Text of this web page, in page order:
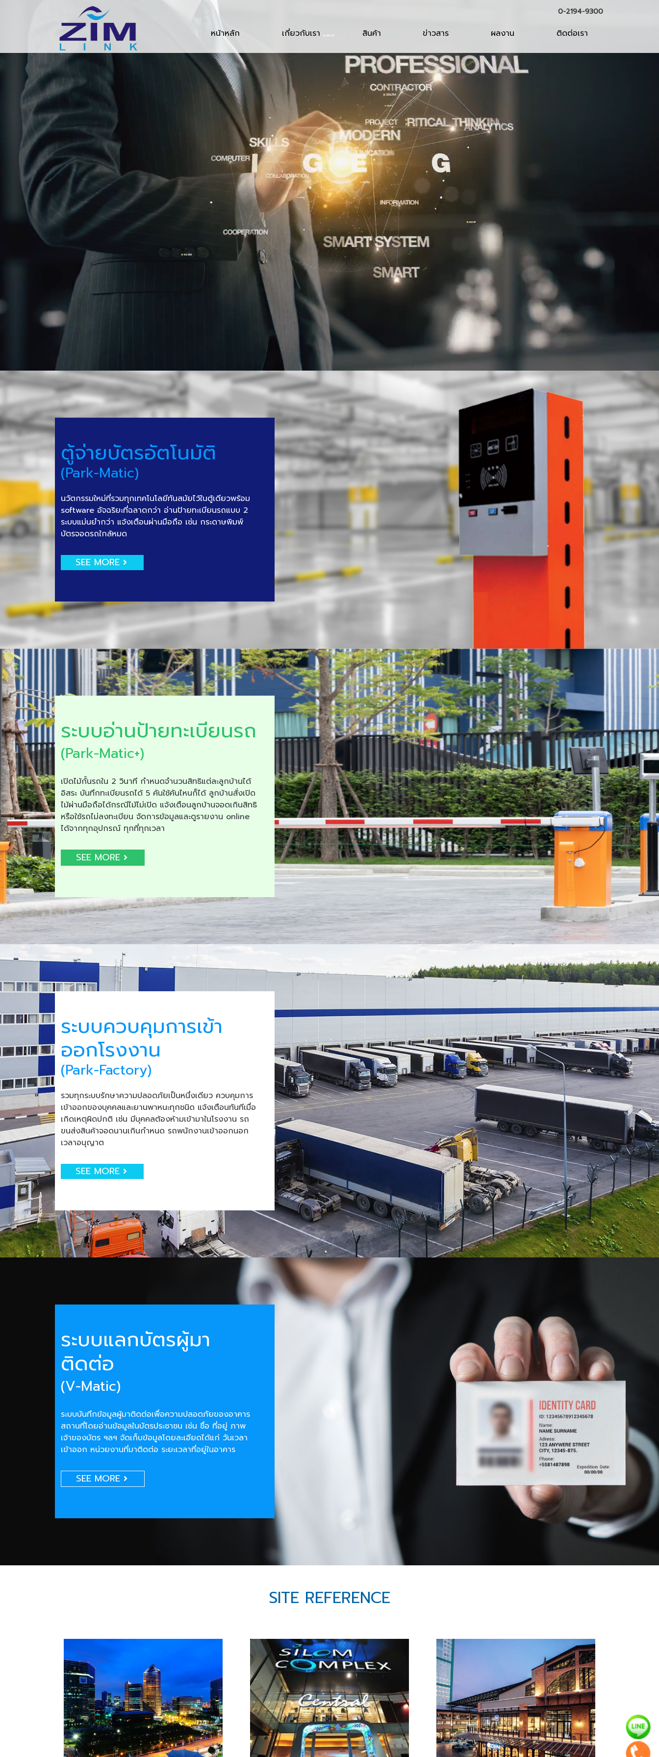
0-2194-9300
หน้าหลัก เกี่ยวกับเรา สินค้า ข่าวสาร ผลงาน ติดต่อเรา
ตู้จ่ายบัตรอัตโนมัติ
(Park-Matic)
นวัตกรรมใหม่ที่รวมทุกเทคโนโลยีทันสมัยไว้ในตู้เดียวพร้อม
software อัจฉริยะที่ฉลาดกว่า อ่านป้ายทะเบียนรถแบบ 2
ระบบแม่นยำกว่า แจ้งเตือนผ่านมือถือ เช่น กระดาษพิมพ์
บัตรจอดรถใกล้หมด
SEE MORE
ระบบอ่านป้ายทะเบียนรถ
(Park-Matic+)
เปิดไม้กั้นรถใน 2 วินาที กำหนดจำนวนสิทธิแต่ละลูกบ้านได้
อิสระ บันทึกทะเบียนรถได้ 5 คันใช้คันไหนก็ได้ ลูกบ้านสั่งเปิด
ไม้ผ่านมือถือได้กรณีไม้ไม่เปิด แจ้งเตือนลูกบ้านจอดเกินสิทธิ
หรือใช้รถไม่ลงทะเบียน จัดการข้อมูลและดูรายงาน online
ได้จากทุกอุปกรณ์ ทุกที่ทุกเวลา
SEE MORE
ระบบควบคุมการเข้า
ออกโรงงาน
(Park-Factory)
รวมทุกระบบรักษาความปลอดภัยเป็นหนึ่งเดียว ควบคุมการ
เข้าออกของบุคคลและยานพาหนะทุกชนิด แจ้งเตือนทันทีเมื่อ
เกิดเหตุผิดปกติ เช่น มีบุคคลต้องห้ามเข้ามาในโรงงาน รถ
ขนส่งสินค้าจอดนานเกินกำหนด รถพนักงานเข้าออกนอก
เวลาอนุญาต
SEE MORE
ระบบแลกบัตรผู้มา
ติดต่อ
(V-Matic)
ระบบบันทึกข้อมูลผู้มาติดต่อเพื่อความปลอดภัยของอาคาร
สถานที่โดยอ่านข้อมูลในบัตรประชาชน เช่น ชื่อ ที่อยู่ ภาพ
เจ้าของบัตร ฯลฯ จัดเก็บข้อมูลโดยละเอียดได้แก่ วันเวลา
เข้าออก หน่วยงานที่มาติดต่อ ระยะเวลาที่อยู่ในอาคาร
SEE MORE
SITE REFERENCE